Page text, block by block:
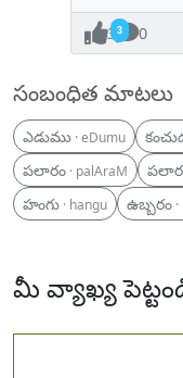
3 0
సంబంధిత మాటలు
ఎడుము · eDumu
పలారం · palAraM
హంగు · hangu ఉబ్బరం
మీ వ్యాఖ్య